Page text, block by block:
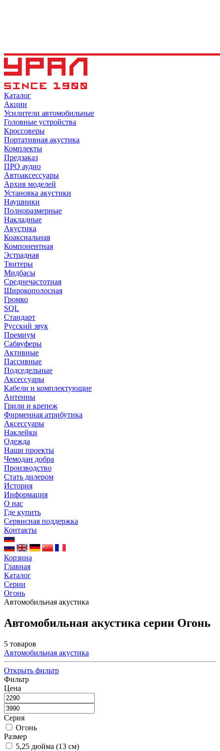
Каталог
Акции
Усилители автомобильные
Головные устройства
Кроссоверы
Портативная акустика
Комплекты
Предзаказ
ПРО аудио
Автоаксессуары
Архив моделей
Установка акустики
Наушники
Полноразмерные
Накладные
Акустика
Коаксиальная
Компонентная
Эстрадная
Твитеры
Мидбасы
Среднечастотная
Широкополосная
Громко
SQL
Стандарт
Русский звук
Премиум
Сабвуферы
Активные
Пассивные
Подседельные
Аксессуары
Кабели и комплектующие
Антенны
Грили и крепеж
Фирменная атрибутика
Аксессуары
Наклейки
Одежда
Наши проекты
Чемодан добра
Производство
Стать дилером
История
Информация
О нас
Где купить
Сервисная поддержка
Контакты
Корзина
Главная
Каталог
Серии
Огонь
Автомобильная акустика
Автомобильная акустика серии Огонь
5 товаров
Автомобильная акустика
Открыть фильтр
Фильтр
Цена
Серия
Огонь
Размер
5,25 дюйма (13 см)